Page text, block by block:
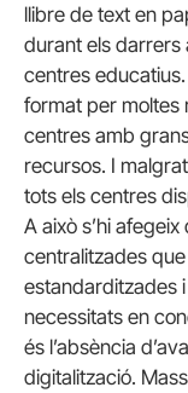
llibre de text en
durant els darrers
centres
format per moltes
centres amb
recursos. I
tots els centres
A això s’hi
centralitzades
estandarditzades
necessitats en
és l’absència
digitalització.